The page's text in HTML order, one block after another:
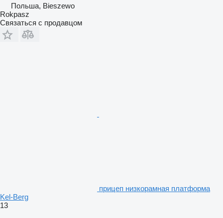
Польша, Bieszewo
Rokpasz
Связаться с продавцом
прицеп низкорамная платформа
Kel-Berg
13